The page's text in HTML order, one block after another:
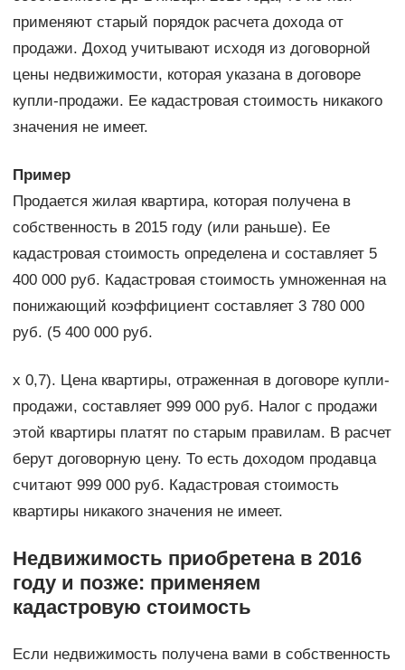
применяют старый порядок расчета дохода от
продажи. Доход учитывают исходя из договорной
цены недвижимости, которая указана в договоре
купли-продажи. Ее кадастровая стоимость никакого
значения не имеет.
Пример
Продается жилая квартира, которая получена в
собственность в 2015 году (или раньше). Ее
кадастровая стоимость определена и составляет 5
400 000 руб. Кадастровая стоимость умноженная на
понижающий коэффициент составляет 3 780 000
руб. (5 400 000 руб.
х 0,7). Цена квартиры, отраженная в договоре купли-
продажи, составляет 999 000 руб. Налог с продажи
этой квартиры платят по старым правилам. В расчет
берут договорную цену. То есть доходом продавца
считают 999 000 руб. Кадастровая стоимость
квартиры никакого значения не имеет.
Недвижимость приобретена в 2016
году и позже: применяем
кадастровую стоимость
Если недвижимость получена вами в собственность